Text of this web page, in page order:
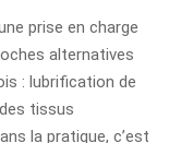
prise en charge
alternatives
: lubrification de
tissus
la pratique, c’est